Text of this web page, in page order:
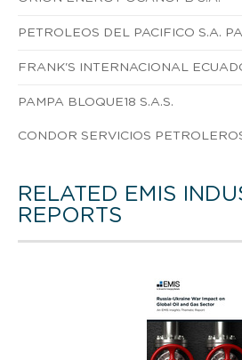
PETROLEOS DEL PACIFICO S.A.
FRANK'S INTERNACIONAL
PAMPA BLOQUE18 S.A.S.
CONDOR SERVICIOS
RELATED EMIS
REPORTS